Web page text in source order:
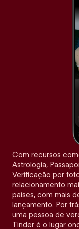
Com recursos
Astrologia,
Verificação por
relacionamento
países, com mais
lançamento. Por
uma pessoa de
Tinder é o lugar